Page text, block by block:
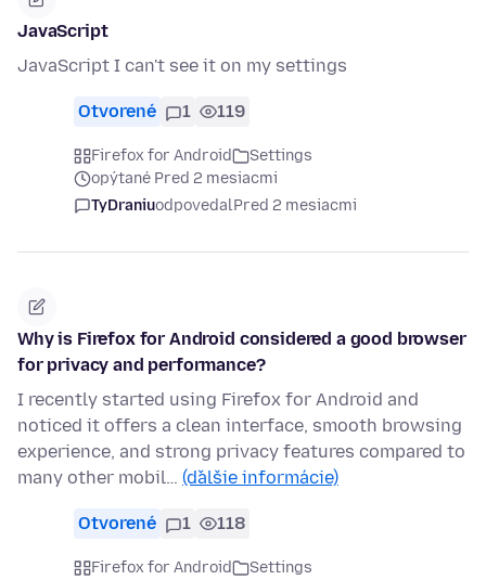
JavaScript
JavaScript I can't see it on my settings
Otvorené 1 119
Firefox for Android
Settings
opýtané Pred 2 mesiacmi
TyDraniuodpovedalPred 2 mesiacmi
Why is Firefox for Android considered a good browser
for privacy and performance?
I recently started using Firefox for Android and
noticed it offers a clean interface, smooth browsing
experience, and strong privacy features compared to
many other mobil… (ďalšie informácie)
Otvorené 1 118
Firefox for Android
Settings